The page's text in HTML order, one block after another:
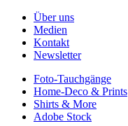
Über uns
Medien
Kontakt
Newsletter
Foto-Tauchgänge
Home-Deco & Prints
Shirts & More
Adobe Stock